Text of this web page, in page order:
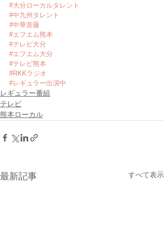
#大分ローカルタレント
#中九州タレント
#中華首藤
#エフエム熊本
#テレビ大分
#エフエム大分
#テレビ熊本
#RKKラジオ
#レギュラー出演中
レギュラー番組
テレビ
熊本ローカル
最新記事 すべて表示